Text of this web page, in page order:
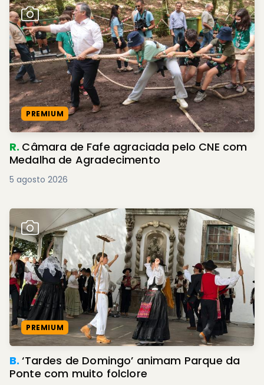
PREMIUM
R. Câmara de Fafe agraciada pelo CNE com
Medalha de Agradecimento
5 agosto 2026
PREMIUM
B.‘Tardes de Domingo’ animam Parque da
Ponte com muito folclore